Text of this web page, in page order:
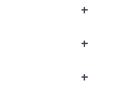
+
+
+